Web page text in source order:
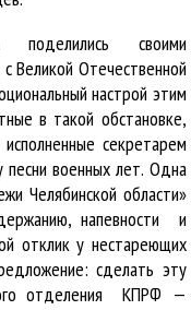
поделились своими
Великой Отечественной
настрой этим
в такой обстановке,
секретарем
военных лет. Одна
Челябинской области»
напевности и
отклик у нестареющих
сделать эту
отделения КПРФ —